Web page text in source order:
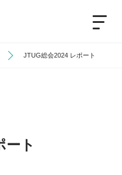
JTUG総会2024 レポート
ート